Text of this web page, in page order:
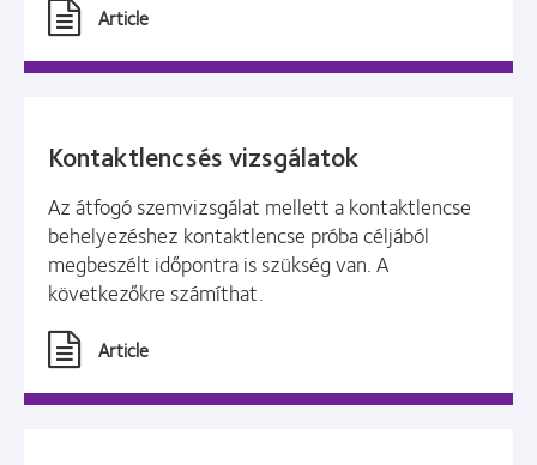
Article
Kontaktlencsés vizsgálatok
Az átfogó szemvizsgálat mellett a kontaktlencse
behelyezéshez kontaktlencse próba céljából
megbeszélt időpontra is szükség van. A
következőkre számíthat.
Article